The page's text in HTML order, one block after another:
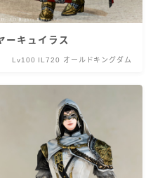
ーキュイラス
Lv100 IL720 オールドキングダム